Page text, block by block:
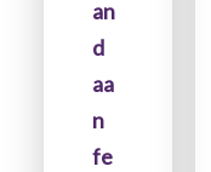
an
d
aa
n
fe